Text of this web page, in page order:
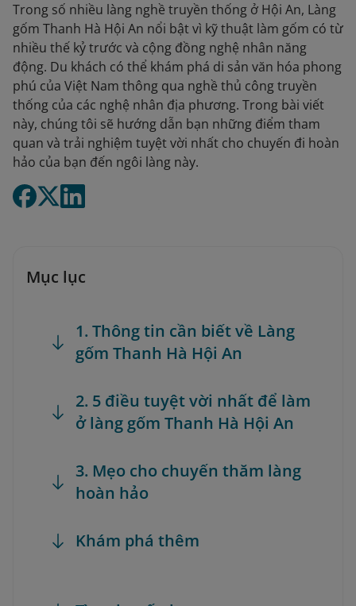
Trong số nhiều làng nghề truyền thống ở Hội An, Làng
gốm Thanh Hà Hội An nổi bật vì kỹ thuật làm gốm có từ
nhiều thế kỷ trước và cộng đồng nghệ nhân năng
động. Du khách có thể khám phá di sản văn hóa phong
phú của Việt Nam thông qua nghề thủ công truyền
thống của các nghệ nhân địa phương. Trong bài viết
này, chúng tôi sẽ hướng dẫn bạn những điểm tham
quan và trải nghiệm tuyệt vời nhất cho chuyến đi hoàn
hảo của bạn đến ngôi làng này.
Mục lục
1. Thông tin cần biết về Làng
gốm Thanh Hà Hội An
2. 5 điều tuyệt vời nhất để làm
ở làng gốm Thanh Hà Hội An
3. Mẹo cho chuyến thăm làng
hoàn hảo
Khám phá thêm